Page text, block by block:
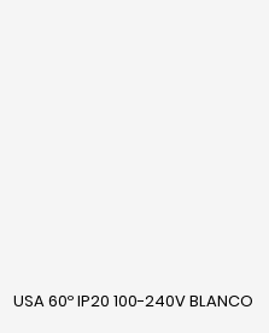
USA 60º IP20 100-240V BLANCO